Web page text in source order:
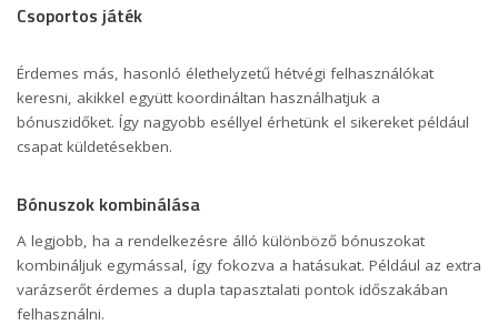
Csoportos játék
Érdemes más, hasonló élethelyzetű hétvégi felhasználókat
keresni, akikkel együtt koordináltan használhatjuk a
bónuszidőket. Így nagyobb eséllyel érhetünk el sikereket például
csapat küldetésekben.
Bónuszok kombinálása
A legjobb, ha a rendelkezésre álló különböző bónuszokat
kombináljuk egymással, így fokozva a hatásukat. Például az extra
varázserőt érdemes a dupla tapasztalati pontok időszakában
felhasználni.